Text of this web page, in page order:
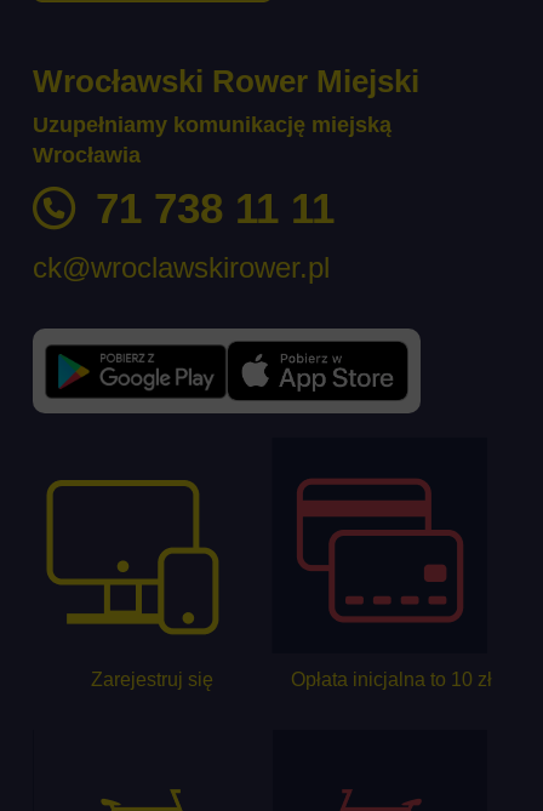
Wrocławski Rower Miejski
Uzupełniamy komunikację miejską
Wrocławia
71 738 11 11
ck@wroclawskirower.pl
Zarejestruj się Opłata inicjalna to 10 zł